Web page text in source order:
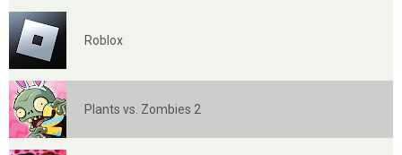
Roblox
Plants vs. Zombies 2